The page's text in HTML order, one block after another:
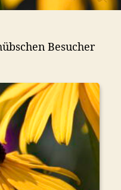
Besucher